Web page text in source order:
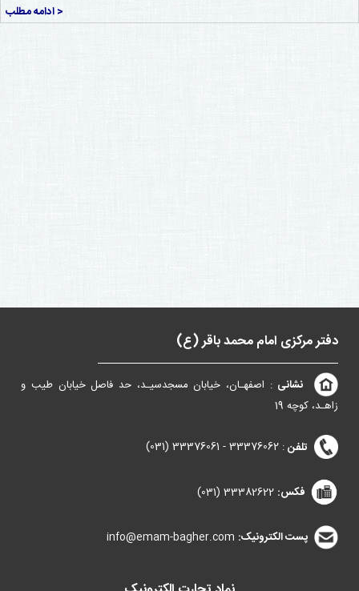
< ادامه مطلب
دفتر مرکزی امام محمد باقر (ع)
نشانی : اصفهـان، خیابان مسجدسیـد، حد فاصل خیابان طیب و
زاهـد، کوچه 19
تلفن:
33376062 - 33376061 (031)
فکس: 33382622 (031)
پست الکترونیک: info@emam-bagher.com